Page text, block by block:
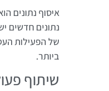
איסוף נתונים
נתונים חדשים
של הפעילות
ביותר.
שיתוף